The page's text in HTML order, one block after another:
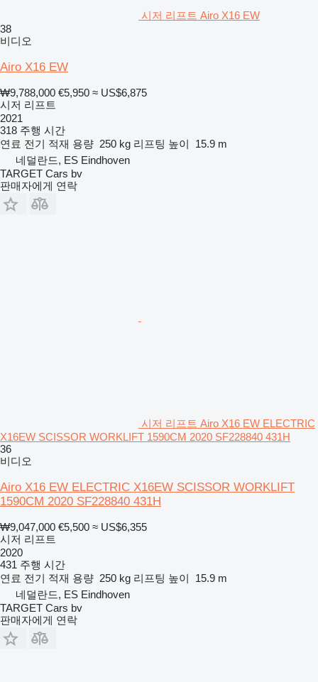
시저 리프트 Airo X16 EW
38
비디오
Airo X16 EW
₩9,788,000 €5,950 ≈ US$6,875
시저 리프트
2021
318 주행 시간
연료 전기 적재 용량 250 kg 리프팅 높이
15.9 m
네덜란드, ES Eindhoven
TARGET Cars bv
판매자에게 연락
시저 리프트 Airo X16 EW ELECTRIC
X16EW SCISSOR WORKLIFT 1590CM 2020 SF228840 431H
36
비디오
Airo X16 EW ELECTRIC X16EW SCISSOR WORKLIFT
1590CM 2020 SF228840 431H
₩9,047,000 €5,500 ≈ US$6,355
시저 리프트
2020
431 주행 시간
연료 전기 적재 용량 250 kg 리프팅 높이
15.9 m
네덜란드, ES Eindhoven
TARGET Cars bv
판매자에게 연락